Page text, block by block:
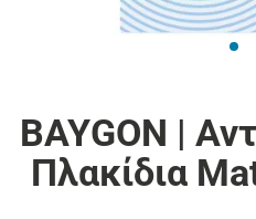
BAYGON |
Πλακίδια